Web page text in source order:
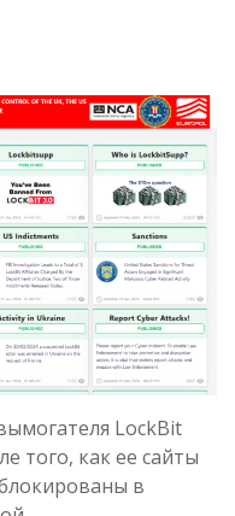
LockBit
того, как ее сайты
в